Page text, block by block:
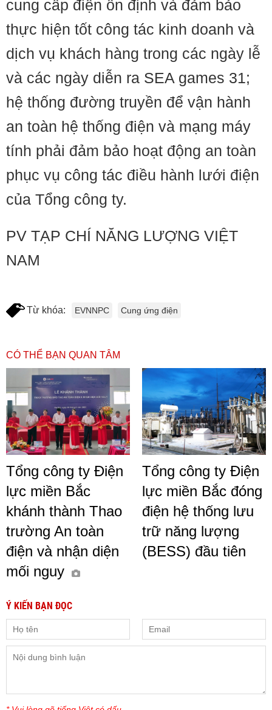
cung cấp điện ổn định và đảm bảo
thực hiện tốt công tác kinh doanh và
dịch vụ khách hàng trong các ngày lễ
và các ngày diễn ra SEA games 31;
hệ thống đường truyền để vận hành
an toàn hệ thống điện và mạng máy
tính phải đảm bảo hoạt động an toàn
phục vụ công tác điều hành lưới điện
của Tổng công ty.
PV TẠP CHÍ NĂNG LƯỢNG VIỆT
NAM
Từ khóa: EVNNPC Cung ứng điện
CÓ THỂ BẠN QUAN TÂM
Tổng công ty Điện
lực miền Bắc
khánh thành Thao
trường An toàn
điện và nhận diện
mối nguy
Tổng công ty Điện
lực miền Bắc đóng
điện hệ thống lưu
trữ năng lượng
(BESS) đầu tiên
Ý KIẾN BẠN ĐỌC